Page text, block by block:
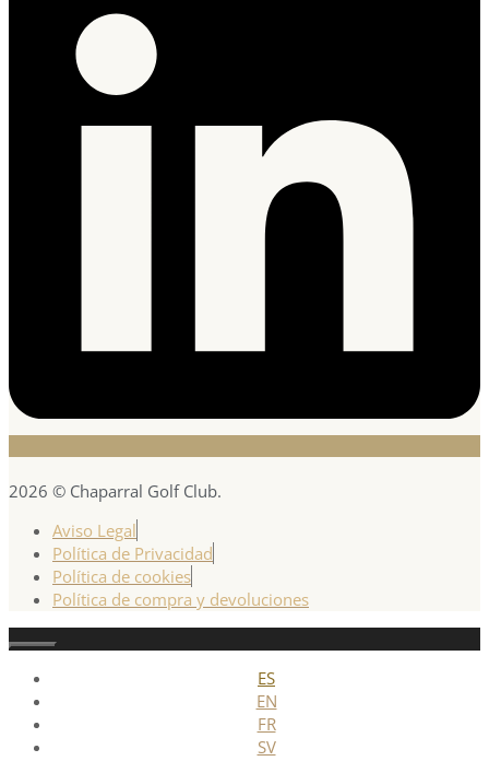
2026 © Chaparral Golf Club.
Aviso Legal
Política de Privacidad
Política de cookies
Política de compra y devoluciones
Cerrar
ES
EN
FR
SV